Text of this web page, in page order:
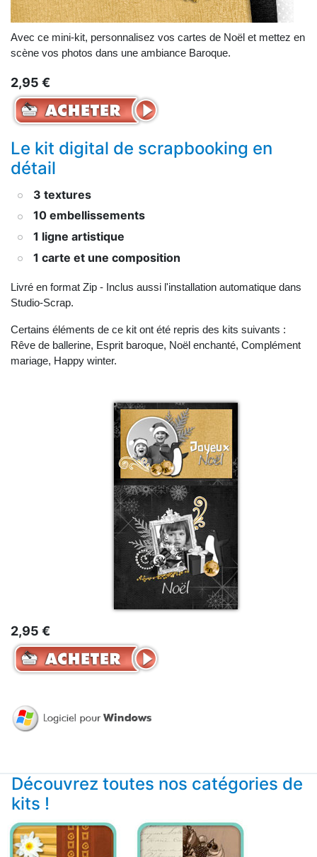
Avec ce mini-kit, personnalisez vos cartes de Noël et mettez en
scène vos photos dans une ambiance Baroque.
2,95 €
Le kit digital de scrapbooking en
détail
3 textures
10 embellissements
1 ligne artistique
1 carte et une composition
Livré en format Zip - Inclus aussi l'installation automatique dans
Studio-Scrap.
Certains éléments de ce kit ont été repris des kits suivants :
Rêve de ballerine, Esprit baroque, Noël enchanté, Complément
mariage, Happy winter.
2,95 €
Découvrez toutes nos catégories de
kits !